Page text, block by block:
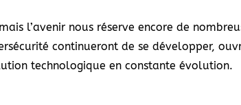
l’avenir nous réserve encore de
continueront de se développer,
technologique en constante évolution.